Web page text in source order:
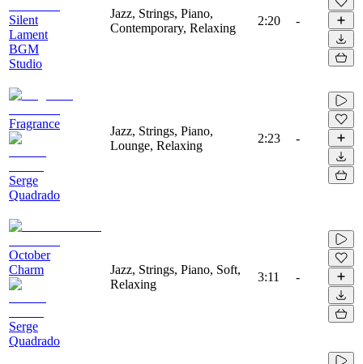
Silent
Lament
BGM
Studio
Jazz, Strings, Piano,
Contemporary, Relaxing
2:20 -
Fragrance
Serge
Quadrado
Jazz, Strings, Piano,
Lounge, Relaxing
2:23 -
October
Charm
Serge
Quadrado
Jazz, Strings, Piano, Soft,
Relaxing
3:11 -